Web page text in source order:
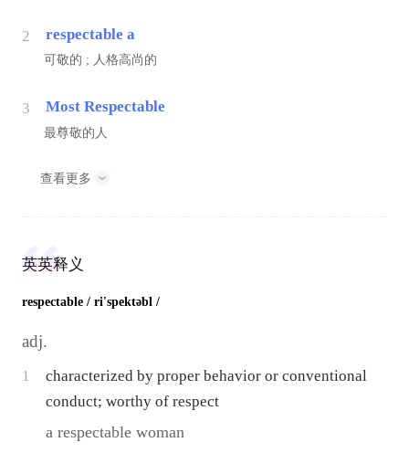
2 respectable a
可敬的 ; 人格高尚的
3 Most Respectable
最尊敬的人
查看更多
英英释义
respectable / ri'spektəbl /
adj.
1
characterized by proper behavior or conventional
conduct; worthy of respect
a respectable woman